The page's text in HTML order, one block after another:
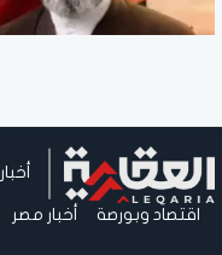
اقتصاد وبورصة أخبار مصر